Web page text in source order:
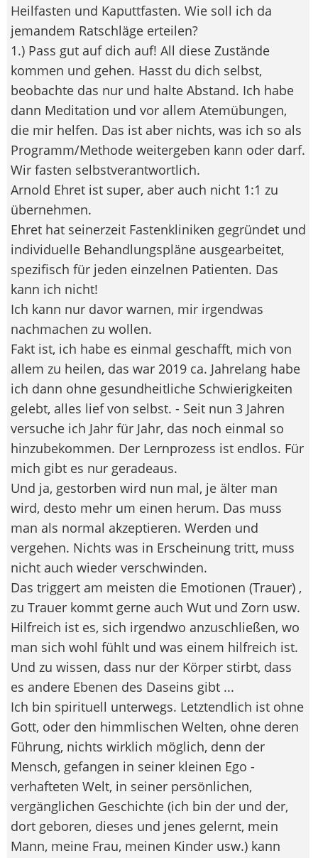
Heilfasten und Kaputtfasten. Wie soll ich da
jemandem Ratschläge erteilen?
1.) Pass gut auf dich auf! All diese Zustände
kommen und gehen. Hasst du dich selbst,
beobachte das nur und halte Abstand. Ich habe
dann Meditation und vor allem Atemübungen,
die mir helfen. Das ist aber nichts, was ich so als
Programm/Methode weitergeben kann oder darf.
Wir fasten selbstverantwortlich.
Arnold Ehret ist super, aber auch nicht 1:1 zu
übernehmen.
Ehret hat seinerzeit Fastenkliniken gegründet und
individuelle Behandlungspläne ausgearbeitet,
spezifisch für jeden einzelnen Patienten. Das
kann ich nicht!
Ich kann nur davor warnen, mir irgendwas
nachmachen zu wollen.
Fakt ist, ich habe es einmal geschafft, mich von
allem zu heilen, das war 2019 ca. Jahrelang habe
ich dann ohne gesundheitliche Schwierigkeiten
gelebt, alles lief von selbst. - Seit nun 3 Jahren
versuche ich Jahr für Jahr, das noch einmal so
hinzubekommen. Der Lernprozess ist endlos. Für
mich gibt es nur geradeaus.
Und ja, gestorben wird nun mal, je älter man
wird, desto mehr um einen herum. Das muss
man als normal akzeptieren. Werden und
vergehen. Nichts was in Erscheinung tritt, muss
nicht auch wieder verschwinden.
Das triggert am meisten die Emotionen (Trauer) ,
zu Trauer kommt gerne auch Wut und Zorn usw.
Hilfreich ist es, sich irgendwo anzuschließen, wo
man sich wohl fühlt und was einem hilfreich ist.
Und zu wissen, dass nur der Körper stirbt, dass
es andere Ebenen des Daseins gibt ...
Ich bin spirituell unterwegs. Letztendlich ist ohne
Gott, oder den himmlischen Welten, ohne deren
Führung, nichts wirklich möglich, denn der
Mensch, gefangen in seiner kleinen Ego -
verhafteten Welt, in seiner persönlichen,
vergänglichen Geschichte (ich bin der und der,
dort geboren, dieses und jenes gelernt, mein
Mann, meine Frau, meinen Kinder usw.) kann